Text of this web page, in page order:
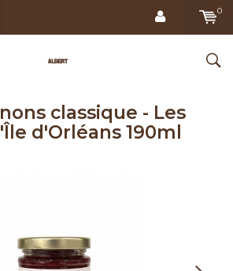
0
classique - Les
d'Orléans 190ml